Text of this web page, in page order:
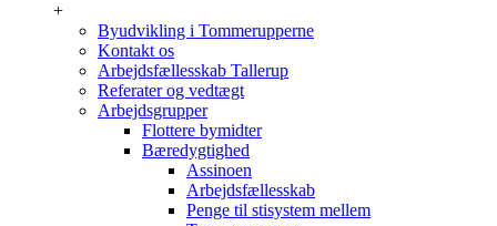
+
Byudvikling i Tommerupperne
Kontakt os
Arbejdsfællesskab Tallerup
Referater og vedtægt
Arbejdsgrupper
Flottere bymidter
Bæredygtighed
Assinoen
Arbejdsfællesskab
Penge til stisystem mellem